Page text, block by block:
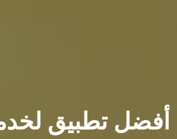
تطبيق لخدمات